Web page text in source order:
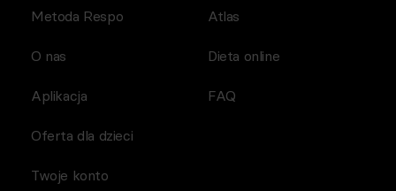
Metoda Respo
O nas
Aplikacja
Atlas
Dieta online
FAQ
Oferta dla dzieci
Twoje konto